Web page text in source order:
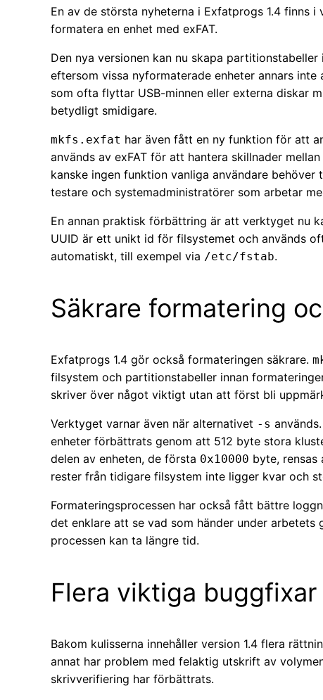
En av de största nyheterna i Exfatprogs 1.4 finns i
formatera en enhet med exFAT.
Den nya versionen kan nu skapa
eftersom vissa nyformaterade enheter annars
som ofta flyttar USB-minnen eller externa diskar
betydligt smidigare.
mkfs.exfat har även fått en ny funktion för att
används av exFAT för att hantera skillnader
kanske ingen funktion vanliga användare
testare och systemadministratörer som arbetar
En annan praktisk förbättring är att verktyget nu
UUID är ett unikt id för filsystemet och används
automatiskt, till exempel via /etc/fstab.
Säkrare formatering
Exfatprogs 1.4 gör också formateringen säkrare.
filsystem och partitionstabeller innan
skriver över något viktigt utan att först bli
Verktyget varnar även när alternativet -s
enheter förbättrats genom att 512 byte stora
delen av enheten, de första 0x10000 byte,
rester från tidigare filsystem inte ligger kvar och
Formateringsprocessen har också fått bättre
det enklare att se vad som händer under
processen kan ta längre tid.
Flera viktiga buggfixar
Bakom kulisserna innehåller version 1.4 flera
annat har problem med felaktig utskrift av
skrivverifiering har förbättrats.